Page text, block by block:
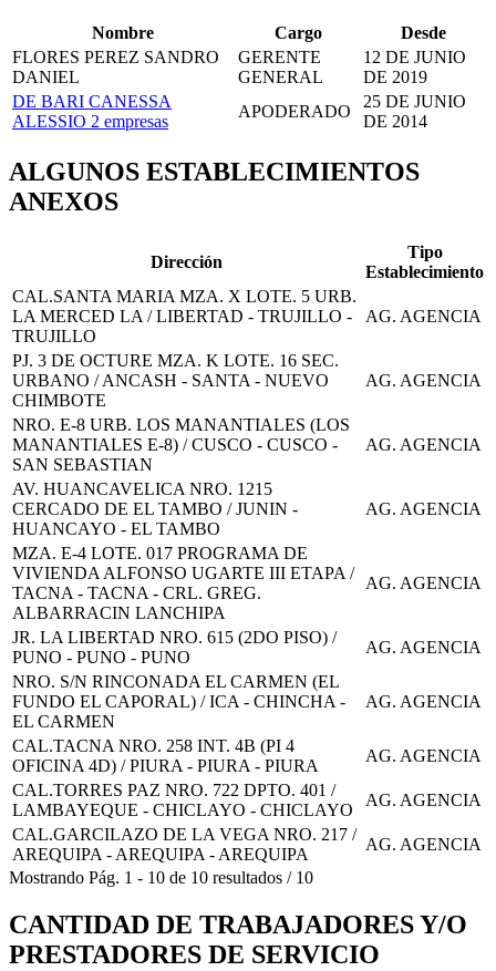
Nombre Cargo
Desde
FLORES PEREZ SANDRO
DANIEL
GERENTE
GENERAL
12 DE JUNIO
DE 2019
DE BARI CANESSA
ALESSIO 2 empresas
APODERADO
25 DE JUNIO
DE 2014
ALGUNOS ESTABLECIMIENTOS
ANEXOS
Dirección
Tipo
Establecimiento
CAL.SANTA MARIA MZA. X LOTE. 5 URB.
LA MERCED LA / LIBERTAD - TRUJILLO -
TRUJILLO
AG. AGENCIA
PJ. 3 DE OCTURE MZA. K LOTE. 16 SEC.
URBANO / ANCASH - SANTA - NUEVO
CHIMBOTE
AG. AGENCIA
NRO. E-8 URB. LOS MANANTIALES (LOS
MANANTIALES E-8) / CUSCO - CUSCO -
SAN SEBASTIAN
AG. AGENCIA
AV. HUANCAVELICA NRO. 1215
CERCADO DE EL TAMBO / JUNIN -
HUANCAYO - EL TAMBO
AG. AGENCIA
MZA. E-4 LOTE. 017 PROGRAMA DE
VIVIENDA ALFONSO UGARTE III ETAPA /
TACNA - TACNA - CRL. GREG.
ALBARRACIN LANCHIPA
AG. AGENCIA
JR. LA LIBERTAD NRO. 615 (2DO PISO) /
PUNO - PUNO - PUNO
AG. AGENCIA
NRO. S/N RINCONADA EL CARMEN (EL
FUNDO EL CAPORAL) / ICA - CHINCHA -
EL CARMEN
AG. AGENCIA
CAL.TACNA NRO. 258 INT. 4B (PI 4
OFICINA 4D) / PIURA - PIURA - PIURA
AG. AGENCIA
CAL.TORRES PAZ NRO. 722 DPTO. 401 /
LAMBAYEQUE - CHICLAYO - CHICLAYO
AG. AGENCIA
CAL.GARCILAZO DE LA VEGA NRO. 217 /
AREQUIPA - AREQUIPA - AREQUIPA
AG. AGENCIA
Mostrando Pág. 1 - 10 de 10 resultados / 10
CANTIDAD DE TRABAJADORES Y/O
PRESTADORES DE SERVICIO